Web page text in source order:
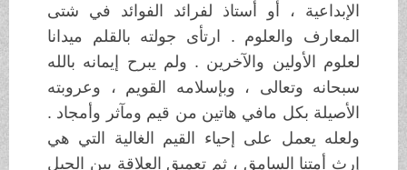
الإبداعية ، أو أستاذ لفرائد الفوائد في شتى
المعارف والعلوم . ارتأى جولته بالقلم ميدانا
لعلوم الأولين والآخرين . ولم يبرح إيمانه بالله
سبحانه وتعالى ، وبإسلامه القويم ، وعروبته
الأصيلة بكل مافي هاتين من قيم ومآثر وأمجاد .
ولعله يعمل على إحياء القيم الغالية التي هي
إرث أمتنا السامق ، ثم تعميق العلاقة بين الجيل